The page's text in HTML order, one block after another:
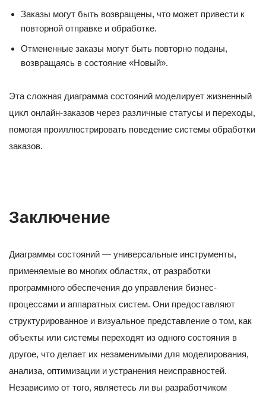
Заказы могут быть возвращены, что может привести к
повторной отправке и обработке.
Отмененные заказы могут быть повторно поданы,
возвращаясь в состояние «Новый».
Эта сложная диаграмма состояний моделирует жизненный
цикл онлайн-заказов через различные статусы и переходы,
помогая проиллюстрировать поведение системы обработки
заказов.
Заключение
Диаграммы состояний — универсальные инструменты,
применяемые во многих областях, от разработки
программного обеспечения до управления бизнес-
процессами и аппаратных систем. Они предоставляют
структурированное и визуальное представление о том, как
объекты или системы переходят из одного состояния в
другое, что делает их незаменимыми для моделирования,
анализа, оптимизации и устранения неисправностей.
Независимо от того, являетесь ли вы разработчиком